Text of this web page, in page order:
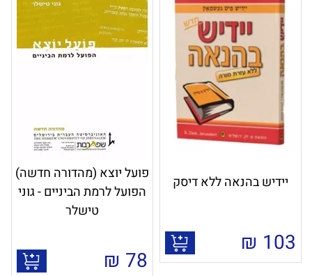
יידיש בהנאה ללא דיסק
103
₪
פועל יוצא (מהדורה חדשה)
הפועל לרמת הביניים - גוני
טישלר
78
₪